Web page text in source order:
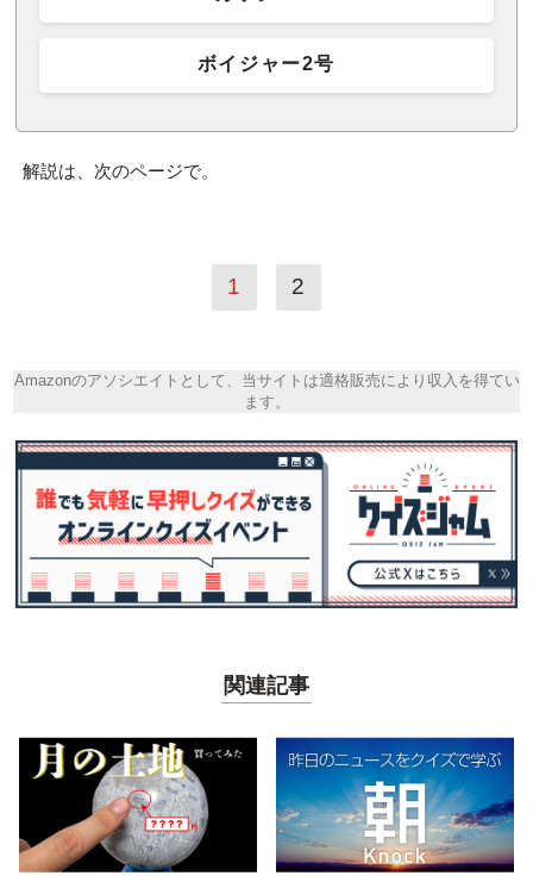
ボイジャー2号
解説は、次のページで。
1 2
Amazonのアソシエイトとして、当サイトは適格販売により収入を得てい
ます。
関連記事